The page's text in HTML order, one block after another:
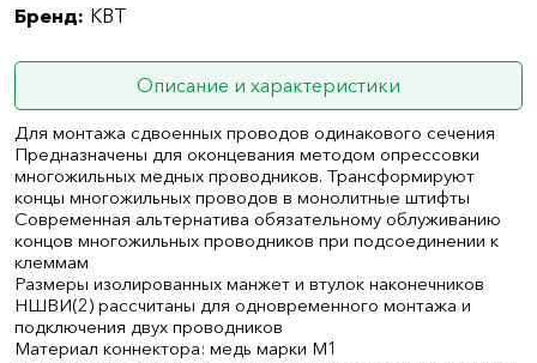
Бренд: КВТ
Описание и характеристики
Для монтажа сдвоенных проводов одинакового сечения
Предназначены для оконцевания методом опрессовки
многожильных медных проводников. Трансформируют
концы многожильных проводов в монолитные штифты
Современная альтернатива обязательному облуживанию
концов многожильных проводников при подсоединении к
клеммам
Размеры изолированных манжет и втулок наконечников
НШВИ(2) рассчитаны для одновременного монтажа и
подключения двух проводников
Материал коннектора: медь марки М1